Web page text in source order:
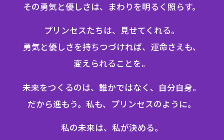
その勇気と優しさは、まわりを明るく照らす。
プリンセスたちは、⾒せてくれる。
勇気と優しさを持ちつづければ、運命さえも、
変えられることを。
未来をつくるのは、誰かではなく、⾃分⾃⾝。
だから進もう。私も、プリンセスのように。
私の未来は、私が決める。